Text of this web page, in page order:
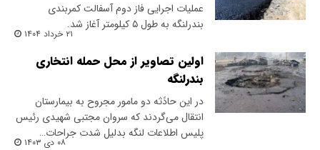
عملیات اجرایی فاز دوم آسفالت کمربندی
بندرلنگه به طول ۵ کیلومتر آغاز شد.
۲۱ خرداد ۱۴۰۴
اولین تصاویر از محل حمله انتخاری
بندرلنگه
در این حادًثه دو مامور مجروح به بیمارستان
انتقال می‌گردند که سروان مجتبی شهیدی رئیس
پلیس اطلاعات لنگه بدلیل شدت جراحات…
۰۸ دی ۱۴۰۳